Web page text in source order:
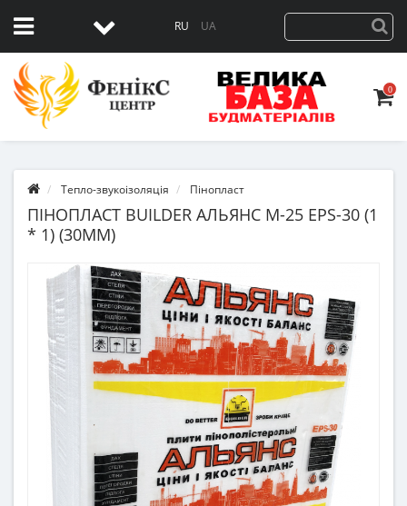
RU UA
0
Тепло-звукоізоляція Пінопласт
ПІНОПЛАСТ BUILDER АЛЬЯНС М-25 EPS-30 (1
* 1) (30ММ)